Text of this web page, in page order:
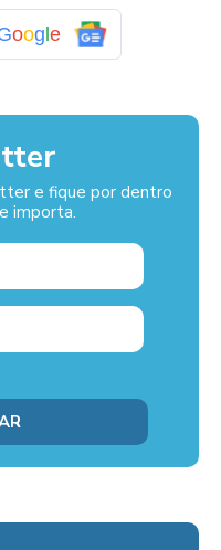
oog e
e fique por dentro
importa.